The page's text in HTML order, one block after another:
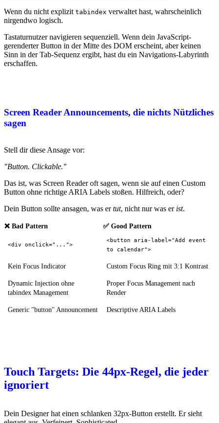
Wenn du nicht explizit tabindex verwaltet hast, wahrscheinlich
nirgendwo logisch.
Tastaturnutzer navigieren sequenziell. Wenn dein JavaScript-
gerenderter Button in der Mitte des DOM erscheint, aber keinen
Sinn in der Tab-Sequenz ergibt, hast du ein Navigations-Labyrinth
erschaffen.
Screen Reader Announcements, die nichts Nützliches
sagen
Stell dir diese Ansage vor:
"Button. Clickable."
Das ist, was Screen Reader oft sagen, wenn sie auf einen Custom
Button ohne richtige ARIA Labels stoßen. Hilfreich, oder?
Dein Button sollte ansagen, was ertut, nicht nur was er ist.
❌ Bad Pattern ✅ Good Pattern
<div onclick="...">
<button aria-label="Add event
to calendar">
Kein Focus Indicator Custom Focus Ring mit 3:1 Kontrast
Dynamic Injection ohne
tabindex Management
Proper Focus Management nach
Render
Generic "button" Announcement Descriptive ARIA Labels
Touch Targets: Die 44px-Regel, die jeder
ignoriert
Dein Designer hat einen schlanken 32px-Button erstellt. Er sieht